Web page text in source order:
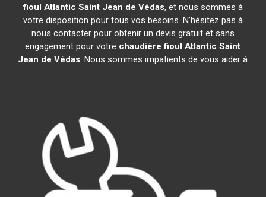
fioul Atlantic Saint Jean de Védas, et nous sommes à
votre disposition pour tous vos besoins. N'hésitez pas à
nous contacter pour obtenir un devis gratuit et sans
engagement pour votre chaudière fioul Atlantic Saint
Jean de Védas. Nous sommes impatients de vous aider à